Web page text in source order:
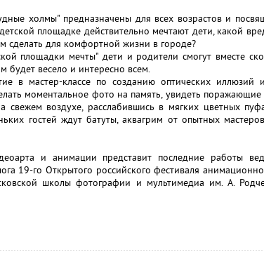
холмы" предназначены для всех возрастов и
площадке действительно мечтают дети, какой
для комфортной жизни в городе?
площадки мечты" дети и родители смогут вместе
будет весело и интересно всем.
в мастер-классе по созданию оптических иллюзий
моментальное фото на память, увидеть
свежем воздухе, расслабившись в мягких цветных
гостей ждут батуты, аквагрим от опытных
и анимации представит последние работы
19-го Открытого российского фестиваля
школы фотографии и мультимедиа им. А.